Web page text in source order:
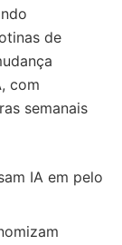
de
, com
semanais
IA em pelo